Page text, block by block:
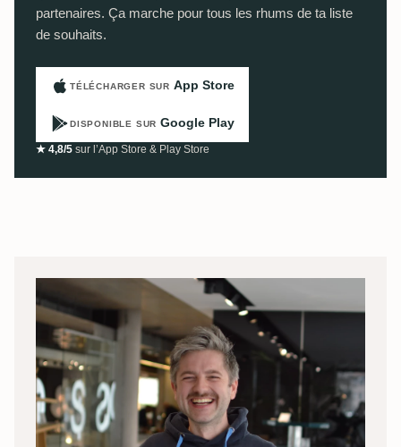
partenaires. Ça marche pour tous les rhums de ta liste
de souhaits.
TÉLÉCHARGER SUR App Store
DISPONIBLE SUR Google Play
★ 4,8/5 sur l’App Store & Play Store